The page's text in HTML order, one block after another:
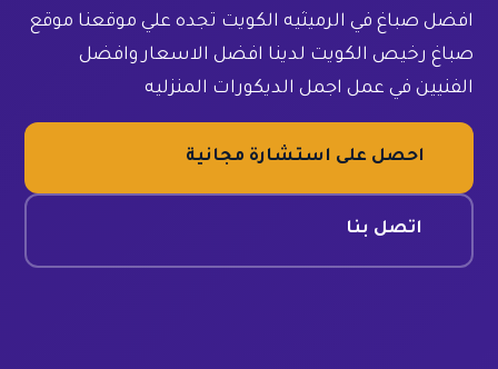
افضل صباغ في الرميثيه الكويت تجده علي موقعنا موقع
صباغ رخيص الكويت لدينا افضل الاسعار وافضل
الفنيين في عمل اجمل الديكورات المنزليه
احصل على استشارة مجانية
اتصل بنا